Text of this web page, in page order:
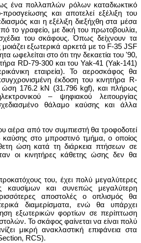
ως ένα πολλαπλών ρόλων καταδιωκτικό
και αποτελεί εξέλιξη του
και η εξέλιξη διεξήχθη στα μέσα
το γραφείο, με δική του πρωτοβουλία,
του σκάφους. Όπως δείχνουν τα
εξωτερικά αρκετά με το F-35 JSF
ωφελείται στο ότι την δεκαετία του '90,
RD-79-300 και του Yak-41 (Yak-141)
εταιρεία). To αεροσκάφος θα
έκδοση του κινητήρα R-
ώση 176.2 kN (31.796 kgf), και πλήρως
– ψηφιακού λειτουργίας
θάλαμο καύσης και άλλα
αέρα από τον συμπιεστή θα τροφοδοτεί
καύσης στο μπροστινό τμήμα, ο οποίος
ώση κατά τη διάρκεια πτήσεων σε
οι κινητήρες κάθετης ώσης δεν θα
του, έχει πολύ μεγαλύτερες
καυσίμων και συνεπώς μεγαλύτερη
αποστολές ο οπλισμός θα
διαμερίσματα, ενώ θα υπάρχει
εξωτερικών φορτίων σε περίπτωση
Το σκάφος φαίνεται να είναι πολύ
μικρή ανακλαστική επιφάνεια στα
RCS).